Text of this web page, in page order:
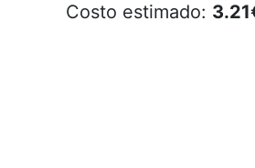
Costo estimado: 3.21